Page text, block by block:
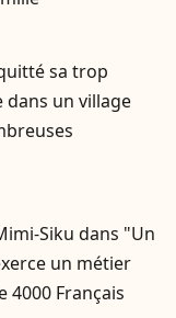
sa trop
dans un village
Siku dans "Un
un métier
4000 Français